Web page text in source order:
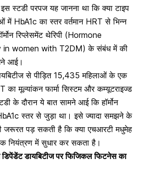
स्टडी परपज यह जानना था कि क्या टाइप
में HbA1c का स्तर वर्तमान HRT से भिन्न
रिप्लेसमेंट थेरिपी (Hormone
in women with T2DM) के संबंध में की
आई।
से पीड़ित 15,435 महिलाओं के एक
मूल्यांकन फार्मा सिस्टम और कम्यूटराइज्ड
के दौरान ये बात सामने आई कि हॉर्मोन
स्तर से जुड़ा था। इसे ज्यादा समझने के
जरूरत पड़ सकती है कि क्या एचआरटी मधुमेह
नियंत्रण में सुधार कर सकता है।
डिपेंडेंट डायबिटीज पर फिजिकल फिटनेस का